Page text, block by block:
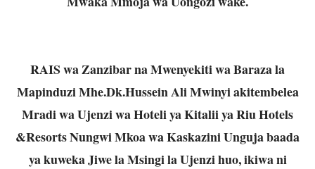
RAIS wa Zanzibar na Mwenyekiti wa Baraza la
Mapinduzi Mhe.Dk.Hussein Ali Mwinyi akitembelea
Mradi wa Ujenzi wa Hoteli ya Kitalii ya Riu Hotels
&Resorts Nungwi Mkoa wa Kaskazini Unguja baada
ya kuweka Jiwe la Msingi la Ujenzi huo, ikiwa ni